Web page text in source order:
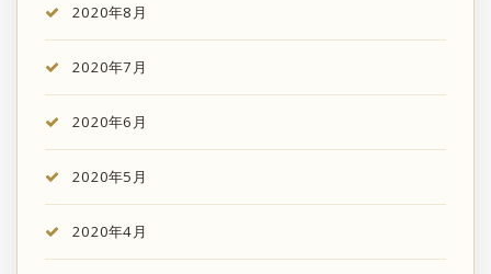
2020年8月
2020年7月
2020年6月
2020年5月
2020年4月